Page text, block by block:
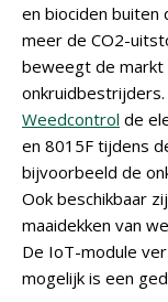
en biociden buiten
meer de CO2-
beweegt de markt
Weedcontrol de
en 8015F tijdens
bijvoorbeeld de
Ook beschikbaar
maaidekken van
De IoT-module
mogelijk is een